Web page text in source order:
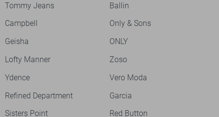
Tommy Jeans
Ballin
Campbell
Only & Sons
Geisha
ONLY
Lofty Manner
Zoso
Ydence
Vero Moda
Refined Department
Garcia
Sisters Point
Red Button